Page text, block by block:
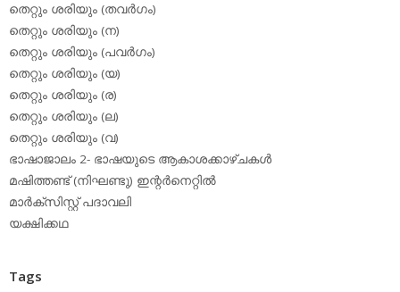
തെറ്റും ശരിയും (തവര്‍ഗം)
തെറ്റും ശരിയും (ന)
തെറ്റും ശരിയും (പവര്‍ഗം)
തെറ്റും ശരിയും (യ)
തെറ്റും ശരിയും (ര)
തെറ്റും ശരിയും (ല)
തെറ്റും ശരിയും (വ)
ഭാഷാജാലം 2- ഭാഷയുടെ ആകാശക്കാഴ്ചകള്‍
മഷിത്തണ്ട് (നിഘണ്ടു) ഇന്റര്‍നെറ്റില്‍
മാര്‍ക്‌സിസ്റ്റ് പദാവലി
യക്ഷിക്കഥ
Tags